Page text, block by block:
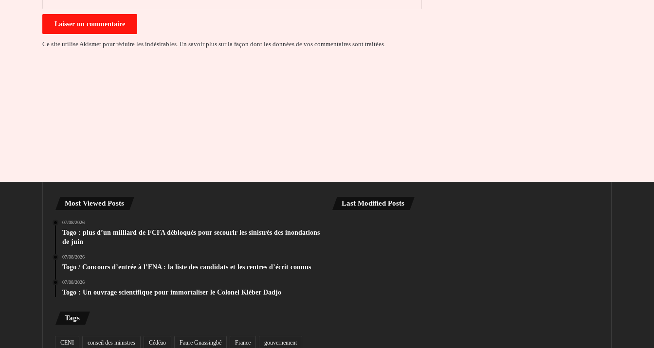
Ce site utilise Akismet pour réduire les indésirables. En savoir plus sur la façon dont les données de vos commentaires sont traitées
Most Viewed Posts
07/08/2026
Togo : plus d’un milliard de FCFA débloqués pour secourir les sinistrés des inondations
de juin
07/08/2026
Togo / Concours d’entrée à l’ENA : la liste des candidats et les centres d’écrit connus
07/08/2026
Togo : Un ouvrage scientifique pour immortaliser le Colonel Kléber Dadjo
Tags
CENI conseil des ministres Cédéao Faure Gnassingbé France gouvernement
Last Modified Posts